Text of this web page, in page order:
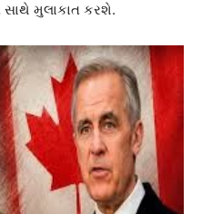
સાથે મુલાકાત કરશે.